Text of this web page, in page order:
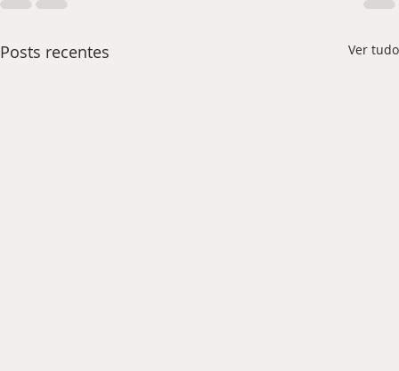
Posts recentes Ver tudo